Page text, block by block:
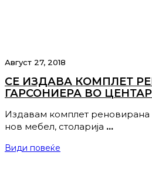
Август 27, 2018
СЕ ИЗДАВА КОМПЛЕТ
ГАРСОНИЕРА ВО
Издавам комплет реновирана
нов мебел, столарија …
Види повеќе